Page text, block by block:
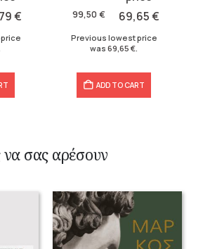
€ 99,50 €
was:
69,65€
is:
Previous lowest price
was 69,65 €
ADD TO CART
σας αρέσουν